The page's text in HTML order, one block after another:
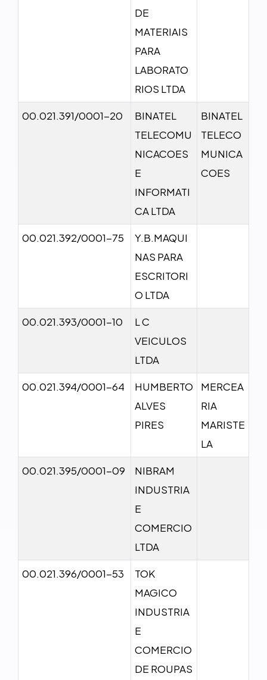
DE
MATERIAIS
PARA
LABORATO
RIOS LTDA
00.021.391/0001-20
BINATEL
TELECOMU
NICACOES
E
INFORMATI
CA LTDA
BINATEL
TELECO
MUNICA
COES
00.021.392/0001-75
Y.B.MAQUI
NAS PARA
ESCRITORI
O LTDA
00.021.393/0001-10
L C
VEICULOS
LTDA
00.021.394/0001-64
HUMBERTO
ALVES
PIRES
MERCEA
RIA
MARISTE
LA
00.021.395/0001-09
NIBRAM
INDUSTRIA
E
COMERCIO
LTDA
00.021.396/0001-53
TOK
MAGICO
INDUSTRIA
E
COMERCIO
DE ROUPAS